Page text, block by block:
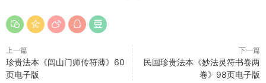
上一篇
珍贵法本《闾山门师传符薄》60
页电子版
下一篇
民国珍贵法本《妙法灵符书卷两
卷》98页电子版